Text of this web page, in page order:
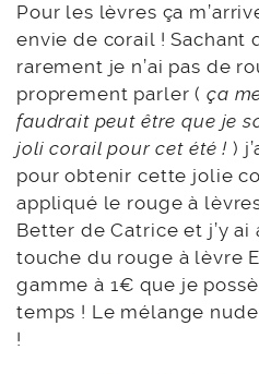
Pour les lèvres ça
envie de corail ! Sachant
rarement je n’ai pas de
proprement parler (ça
faudrait peut être que je
joli corail pour cet été ! )
pour obtenir cette jolie
appliqué le rouge à
Better de Catrice et j’y
touche du rouge à lèvre
gamme à 1€ que je
temps ! Le mélange
!